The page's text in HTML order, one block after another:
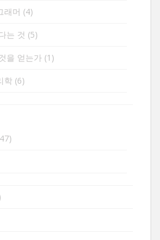
래머 (4)
는 것 (5)
을 얻는가 (1)
학 (6)